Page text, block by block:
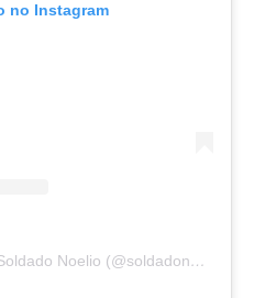
no Instagram
Um post compartilhado por Soldado Noelio (@soldadonoelio)